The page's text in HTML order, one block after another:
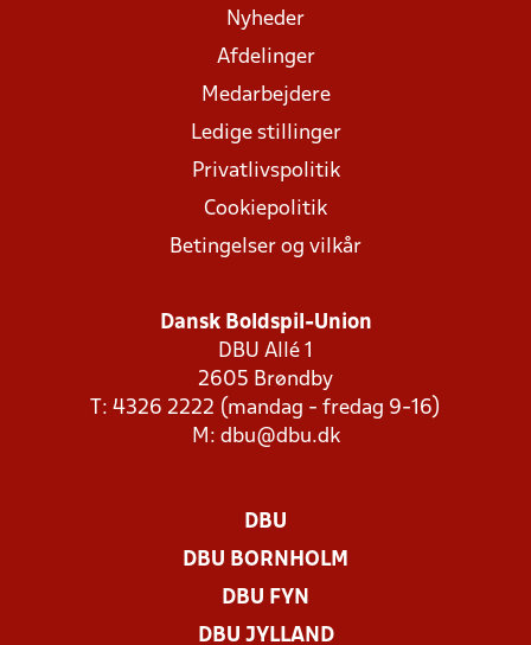
Nyheder
Afdelinger
Medarbejdere
Ledige stillinger
Privatlivspolitik
Cookiepolitik
Betingelser og vilkår
Dansk Boldspil-Union
DBU Allé 1
2605 Brøndby
T: 4326 2222 (mandag - fredag 9-16)
M: dbu@dbu.dk
DBU
DBU BORNHOLM
DBU FYN
DBU JYLLAND